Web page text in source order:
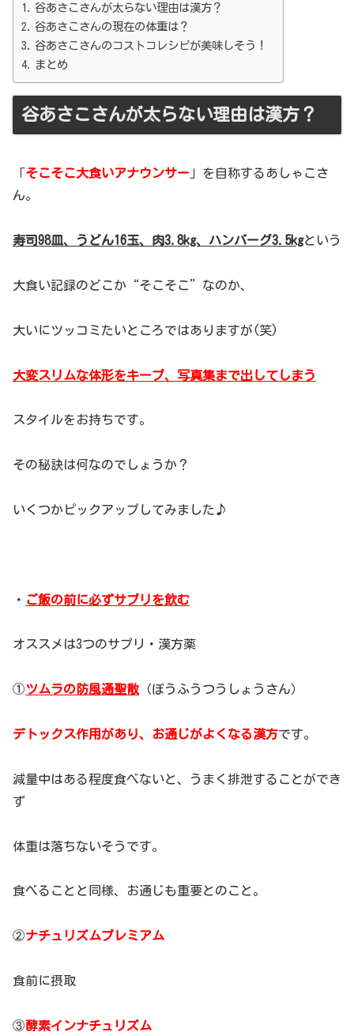
谷あさこさんが太らない理由は漢方？
谷あさこさんの現在の体重は？
谷あさこさんのコストコレシピが美味しそう！
まとめ
谷あさこさんが太らない理由は漢方？
「そこそこ大食いアナウンサー 」を自称するあしゃこさ
ん。
寿司98皿、うどん16玉、肉3.8kg、ハンバーグ3.5kgという
大食い記録のどこか“そこそこ”なのか、
大いにツッコミたいところではありますが(笑)
大変スリムな体形をキープ、写真集まで出してしまう
スタイルをお持ちです。
その秘訣は何なのでしょうか？
いくつかピックアップしてみました♪
・ ご飯の前に必ずサプリを飲む
オススメは3つのサプリ・漢方薬
①ツムラの防風通聖散 （ぼうふうつうしょうさん）
デトックス作用があり、お通じがよくなる漢方です。
減量中はある程度食べないと、うまく排泄することができ
ず
体重は落ちないそうです。
食べることと同様、お通じも重要とのこと。
②ナチュリズムプレミアム
食前に摂取
③酵素インナチュリズム